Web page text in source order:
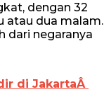
dengan 32
atau dua malam.
dari negaranya
di JakartaÂ